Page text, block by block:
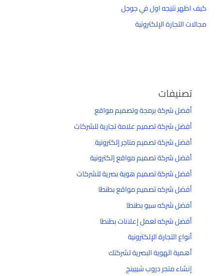
كيف اظهر نتيجه اول في جوجل
مجالات التجارة الإلكترونية
تصنيفات
أفضل شركة برمجة وتصميم مواقع
أفضل شركة تصميم علامة تجارية للشركات
أفضل شركة تصميم متاجر إلكترونية
أفضل شركة تصميم مواقع إلكترونية
أفضل شركة تصميم هوية بصرية للشركات
أفضل شركه تصميم مواقع بطنطا
أفضل شركه سيو بطنطا
أفضل شركه لعمل إعلانات بطنطا
أنواع التجارة الإلكترونية
أهمية الهوية البصرية لشركتك
إنشاء متجر دروب شيبينج